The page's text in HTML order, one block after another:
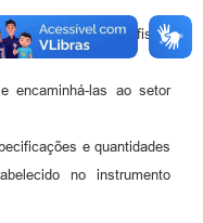
constantes da nota fiscal
encaminhá-las ao setor
e quantidades
no instrumento